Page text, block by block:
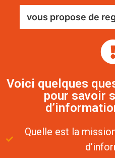
vous propose de
Voici quelques
pour savoir
Quelle est la